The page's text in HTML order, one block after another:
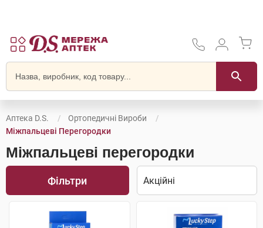
Аптека D.S.
Ортопедичні Вироби
Міжпальцеві Перегородки
Міжпальцеві перегородки
Фільтри